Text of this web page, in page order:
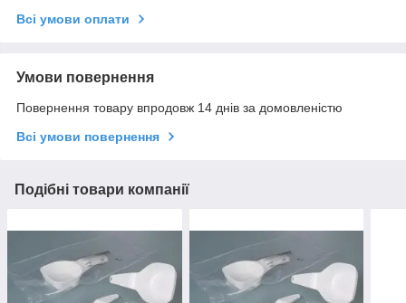
Всі умови оплати
Умови повернення
Повернення товару впродовж 14 днів за домовленістю
Всі умови повернення
Подібні товари компанії